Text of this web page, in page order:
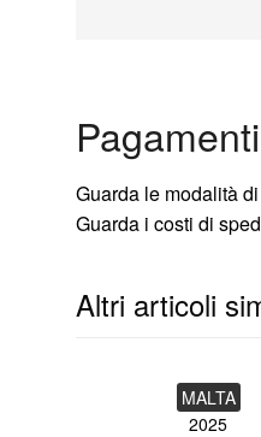
Tiratura
Guarda le modalità
Guarda i costi di
Altri articoli
MALTA
2025